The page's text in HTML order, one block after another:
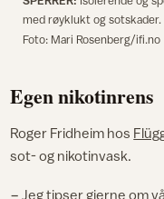
med røyklukt og sotskader.
Foto: Mari Rosenberg/ifi.no
Egen nikotinrens
Roger Fridheim hos
sot- og nikotinvask.
− Jeg tipser gjerne om